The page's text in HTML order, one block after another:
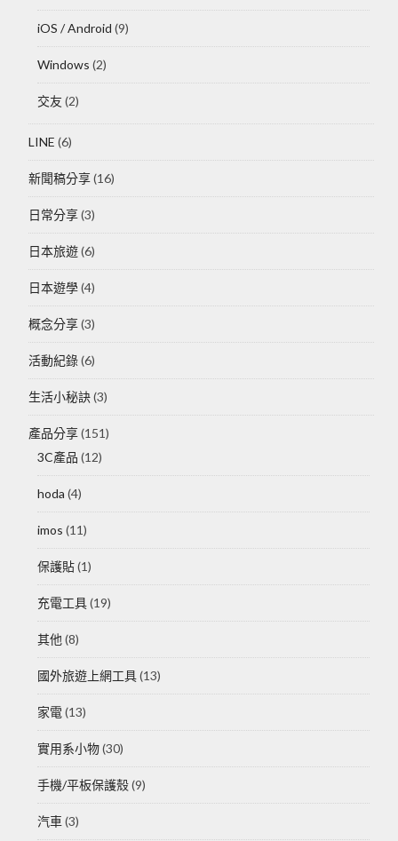
iOS / Android (9)
Windows (2)
交友 (2)
LINE (6)
新聞稿分享(16)
日常分享(3)
日本旅遊(6)
日本遊學(4)
概念分享(3)
活動紀錄(6)
生活小秘訣(3)
產品分享(151)
3C產品 (12)
hoda (4)
imos (11)
保護貼(1)
充電工具(19)
其他 (8)
國外旅遊上網工具(13)
家電 (13)
實用系小物(30)
手機/平板保護殼(9)
汽車 (3)